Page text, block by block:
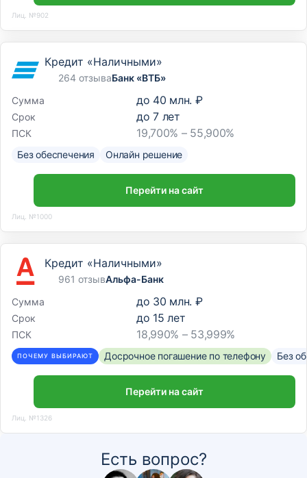
Лиц. №902
Кредит «Наличными»
264 отзываБанк «ВТБ»
Сумма
до 40 млн. ₽
Срок до7лет
ПСК 19,700% – 55,900%
Без обеспечения Онлайн решение
Перейти на сайт
Лиц. №1000
Кредит «Наличными»
961 отзывАльфа-Банк
Сумма
до 30 млн. ₽
Срок до 15 лет
ПСК 18,990% – 53,999%
ПОЧЕМУ ВЫБИРАЮТ Досрочное погашение по телефону Без
Перейти на сайт
Лиц. №1326
Есть вопрос?